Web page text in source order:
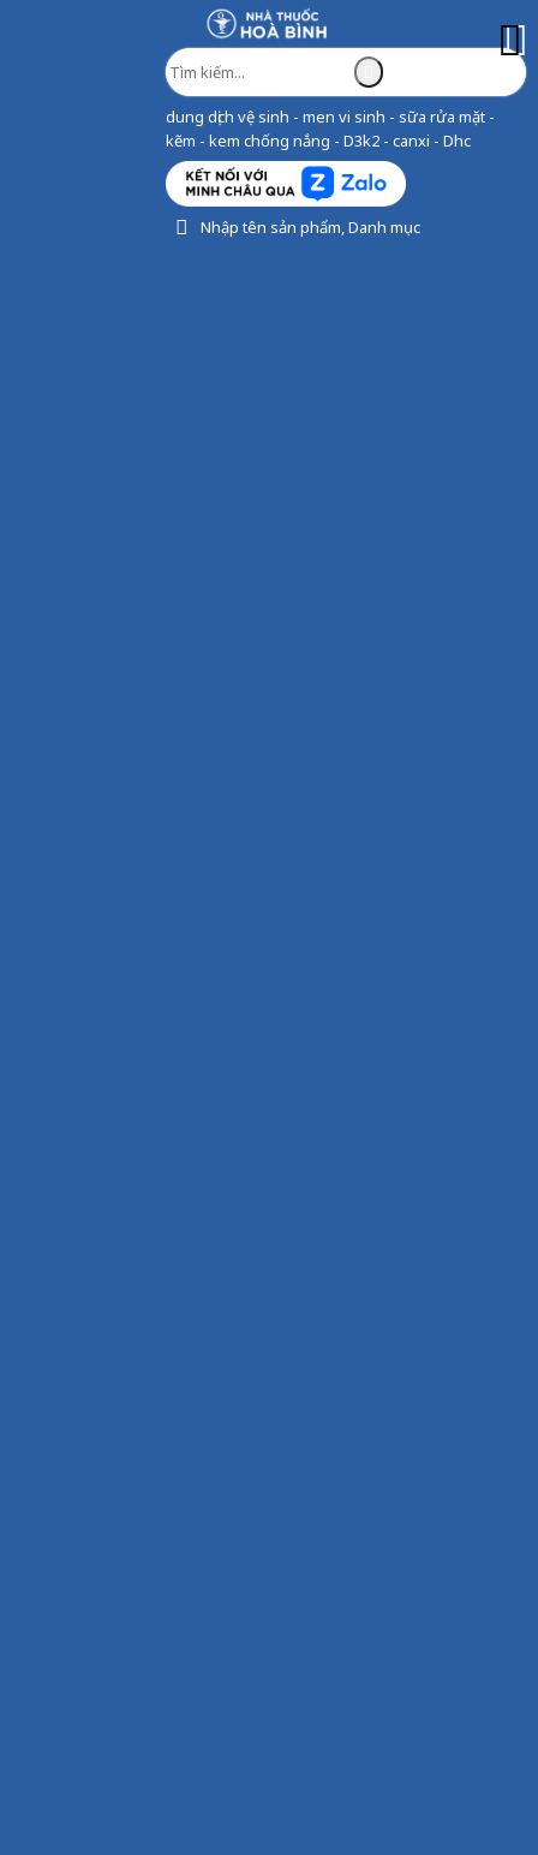
dung dịch vệ sinh - men vi sinh - sữa rửa mặt -
kẽm - kem chống nắng - D3k2 - canxi - Dhc
Nhập tên sản phẩm, Danh mục